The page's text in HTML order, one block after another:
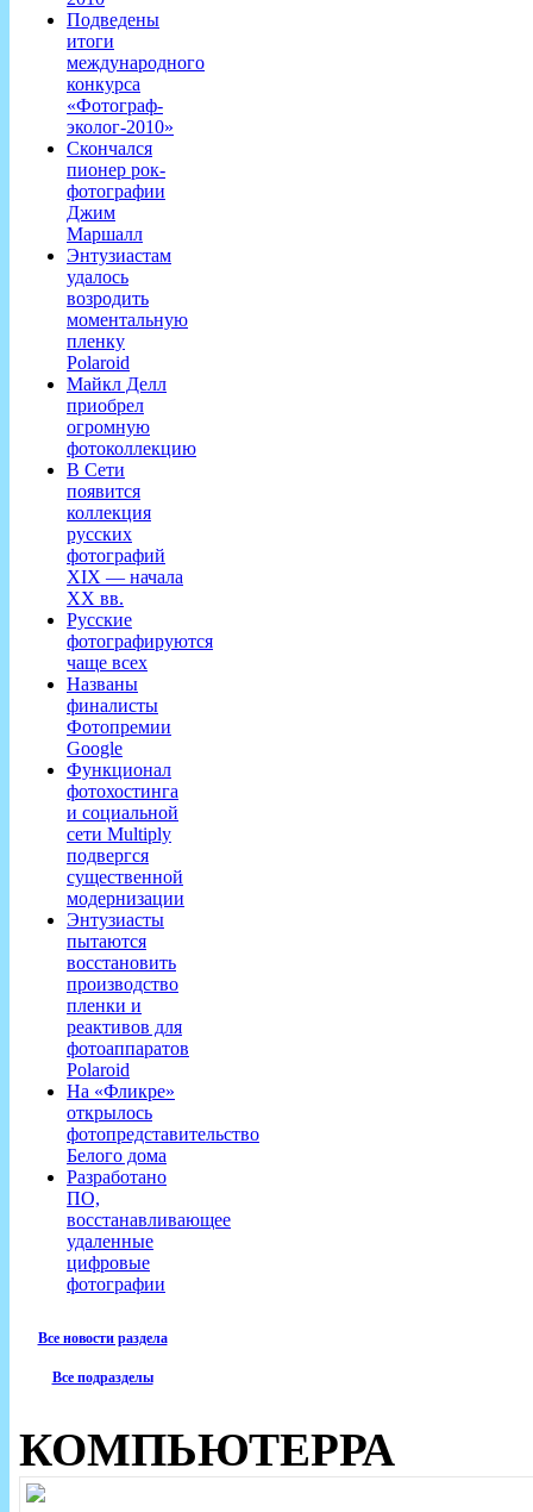
Подведены
итоги
международного
конкурса
«Фотограф-
эколог-2010»
Скончался
пионер рок-
фотографии
Джим
Маршалл
Энтузиастам
удалось
возродить
моментальную
пленку
Polaroid
Майкл Делл
приобрел
огромную
фотоколлекцию
В Сети
появится
коллекция
русских
фотографий
XIX — начала
XX вв.
Русские
фотографируются
чаще всех
Названы
финалисты
Фотопремии
Google
Функционал
фотохостинга
и социальной
сети Multiply
подвергся
существенной
модернизации
Энтузиасты
пытаются
восстановить
производство
пленки и
реактивов для
фотоаппаратов
Polaroid
На «Фликре»
открылось
фотопредставительство
Белого дома
Разработано
ПО,
восстанавливающее
удаленные
цифровые
фотографии
Все новости раздела
Все подразделы
КОМПЬЮТЕРРА